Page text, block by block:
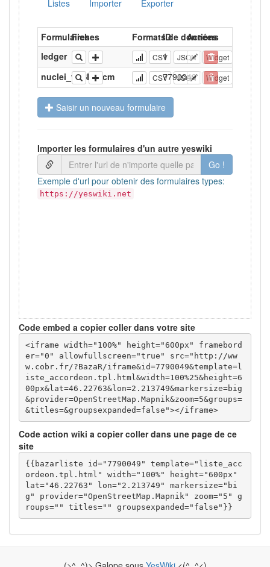
Code embed a copier coller dans votre site
<iframe width="100%" height="600px" framebord
er="0" allowfullscreen="true" src="http://ww
w.cobr.fr/?BazaR/iframe&id=7790049&template=l
iste_accordeon.tpl.html&width=100%25&height=6
00px&lat=46.22763&lon=2.213749&markersize=big
&provider=OpenStreetMap.Mapnik&zoom=5&groups=
&titles=&groupsexpanded=false"></iframe>
Code action wiki a copier coller dans une page de ce
site
{{bazarliste id="7790049" template="liste_acc
ordeon.tpl.html" width="100%" height="600px"
lat="46.22763" lon="2.213749" markersize="bi
g" provider="OpenStreetMap.Mapnik" zoom="5" g
roups="" titles="" groupsexpanded="false"}}